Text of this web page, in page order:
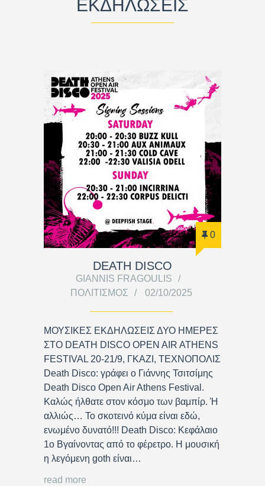
ΕΚΔΗΛΏΣΕΙΣ
0
DEATH DISCO
GIANNIS FRAGOULIS
ΠΟΛΙΤΙΣΜΌΣ
02/10/2025
ΜΟΥΣΙΚΕΣ ΕΚΔΗΛΩΣΕΙΣ ΔΥΟ ΗΜΕΡΕΣ
ΣΤΟ DEATH DISCO OPEN AIR ATHENS
FESTIVAL 20-21/9, ΓΚΑΖΙ, ΤΕΧΝΟΠΟΛΙΣ
Death Disco: γράφει ο Γιάννης Τσιτσίμης
Death Disco Open Air Athens Festival.
Καλώς ήλθατε στον κόσμο των βαμπίρ. Ή
αλλιώς… Το σκοτεινό κύμα είναι εδώ,
ενωμένο δυνατό!!! Death Disco: Κεφάλαιο
1ο Βγαίνοντας από το φέρετρο. Η μουσική
η λεγόμενη goth είναι…
read more